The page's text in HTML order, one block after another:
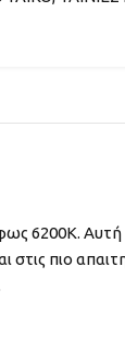
6200K. Αυτή
στις πιο